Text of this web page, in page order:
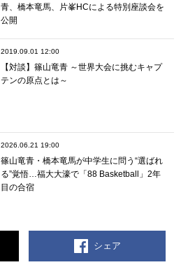
青、橋本竜馬、片峯HCによる特別座談会を
公開
2019.09.01 12:00
【対談】篠山竜青 ～世界大会に挑むキャプ
テンの原点とは～
2026.06.21 19:00
篠山竜青・橋本竜馬が中学生に問う“選ばれ
る”覚悟…福大大濠で「88 Basketball」2年
目の合宿
シェア